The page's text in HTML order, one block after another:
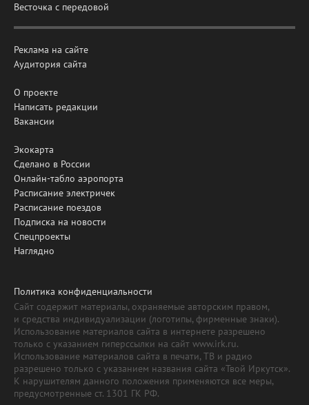
Весточка с передовой
Реклама на сайте
Аудитория сайта
О проекте
Написать редакции
Вакансии
Экокарта
Сделано в России
Онлайн-табло аэропорта
Расписание электричек
Расписание поездов
Подписка на новости
Спецпроекты
Наглядно
Политика конфиденциальности
Сайт содержит материалы, охраняемые авторским правом,
и средства индивидуализации (логотипы, фирменные знаки).
Использование материалов сайта в интернете разрешено
только с указанием гиперссылки на сайт www.irk.ru.
Использование материалов сайта в печати, ТВ и радио
разрешено только с указанием названия сайта «Твой Иркутск».
К нарушителям данного положения применяются все меры,
предусмотренные ст. 1301 ГК РФ.